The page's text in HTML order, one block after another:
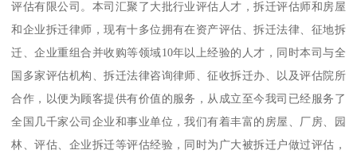
评估有限公司。本司汇聚了大批行业评估人才，拆迁评估师和房屋
和企业拆迁律师，现有十多位拥有在资产评估、拆迁法律、征地拆
迁、企业重组合并收购等领域10年以上经验的人才，同时本司与全
国多家评估机构、拆迁法律咨询律师、征收拆迁办、以及评估院所
合作，以便为顾客提供有价值的服务，从成立至今我司已经服务了
全国几千家公司企业和事业单位，我们有着丰富的房屋、厂房、园
林、评估、企业拆迁等评估经验，同时为广大被拆迁户做过评估，